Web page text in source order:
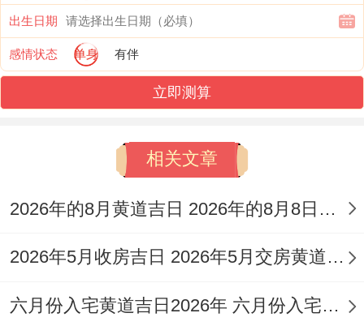
标注着"岁破""月破"的日子，比方说5月18日
就明确写着"大凶勿用"！
操作过程中的禁忌事项
实际操作中还有很多细节要看。
比如迁坟前务必要检查墓碑字迹有没有完
享过经验:去年他们处理过一座民国时期的祖
出生日期
感情状态 单身 有伴
立即测算
相关文章
2026年的8月黄道吉日 2026年的8月8日是星期几
2026年5月收房吉日 2026年5月交房黄道吉日
六月份入宅黄道吉日2026年 六月份入宅黄道吉日查询